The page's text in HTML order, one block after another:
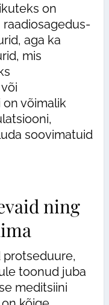
on
aga ka
mis
on võimalik
soovimatuid
ning
protseduure,
toonud juba
meditsiini